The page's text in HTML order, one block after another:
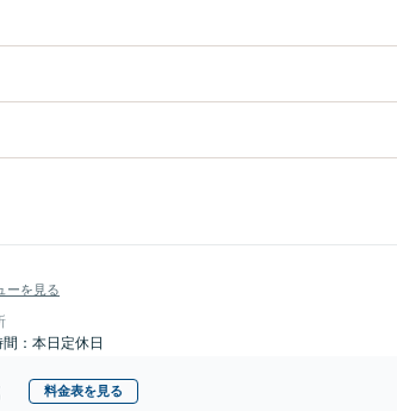
相談予約したい』などでお困りの相談者さんにおすすめで
ーを見る
：本日定休日
料金表を見る